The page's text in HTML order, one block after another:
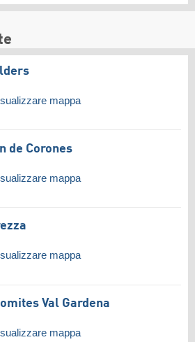
mappa
de Corones
mappa
mappa
Val Gardena
mappa